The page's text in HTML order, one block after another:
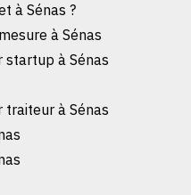
à Sénas ?
à Sénas
à Sénas
à Sénas